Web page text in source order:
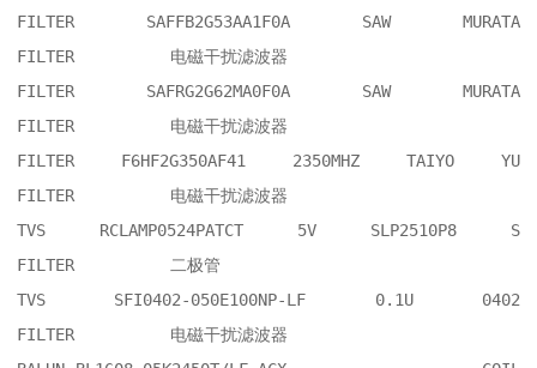
FILTER SAFFB2G53AA1F0A SAW MURATA
FILTER    	电磁干扰滤波器
FILTER SAFRG2G62MA0F0A SAW MURATA
FILTER    	电磁干扰滤波器
FILTER F6HF2G350AF41 2350MHZ TAIYO YU
FILTER    	电磁干扰滤波器
TVS RCLAMP0524PATCT 5V SLP2510P8 S
FILTER    	二极管
TVS SFI0402-050E100NP-LF 0.1U 0402
FILTER    	电磁干扰滤波器